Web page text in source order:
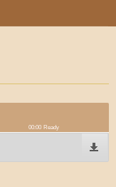
00:00 Ready